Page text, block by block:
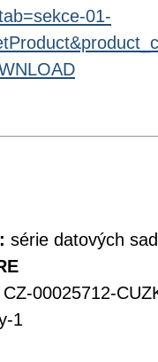
01-
série datových sad
CZ-00025712-
1